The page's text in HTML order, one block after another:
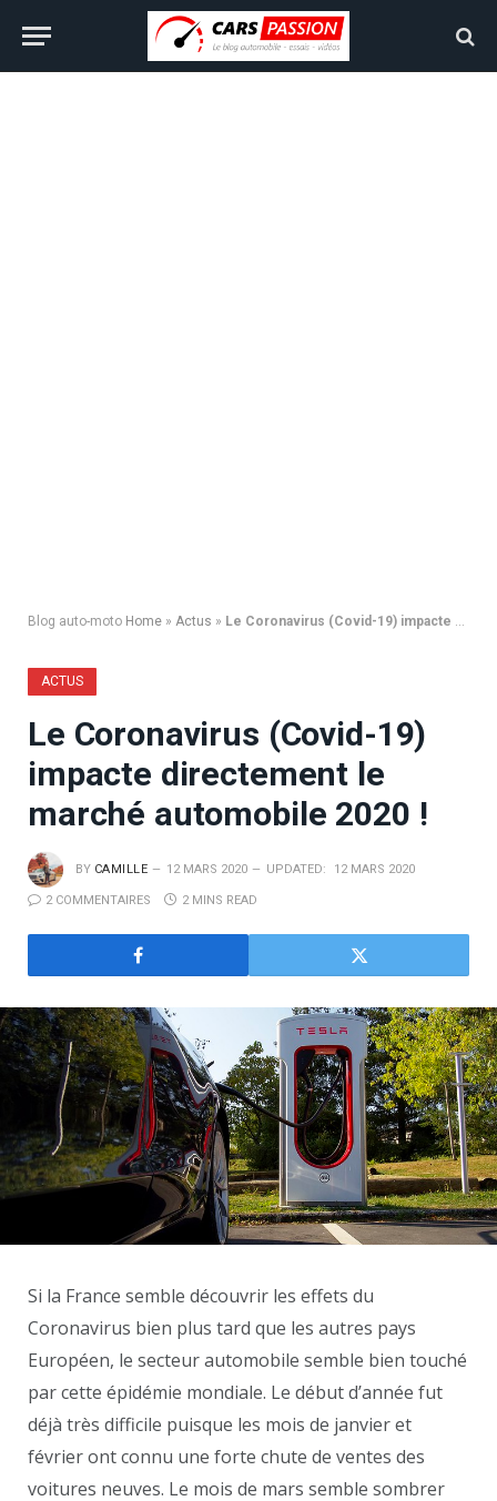
Blog auto-moto Home » Actus » Le Coronavirus (Covid-19) impacte directement le marché automobile 2020 !
ACTUS
Le Coronavirus (Covid-19)
impacte directement le
marché automobile 2020 !
BY CAMILLE 12 MARS 2020 UPDATED: 12 MARS 2020
2 COMMENTAIRES 2 MINS READ
Si la France semble découvrir les effets du
Coronavirus bien plus tard que les autres pays
Européen, le secteur automobile semble bien touché
par cette épidémie mondiale. Le début d’année fut
déjà très difficile puisque les mois de janvier et
février ont connu une forte chute de ventes des
voitures neuves. Le mois de mars semble sombrer